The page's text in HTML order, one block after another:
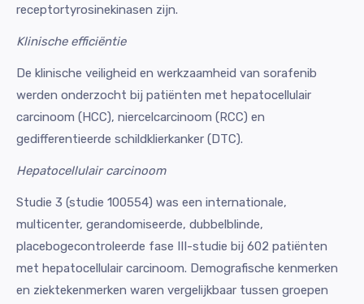
receptortyrosinekinasen zijn.
Klinische efficiëntie
De klinische veiligheid en werkzaamheid van sorafenib
werden onderzocht bij patiënten met hepatocellulair
carcinoom (HCC), niercelcarcinoom (RCC) en
gedifferentieerde schildklierkanker (DTC).
Hepatocellulair carcinoom
Studie 3 (studie 100554) was een internationale,
multicenter, gerandomiseerde, dubbelblinde,
placebogecontroleerde fase III-studie bij 602 patiënten
met hepatocellulair carcinoom. Demografische kenmerken
en ziektekenmerken waren vergelijkbaar tussen groepen